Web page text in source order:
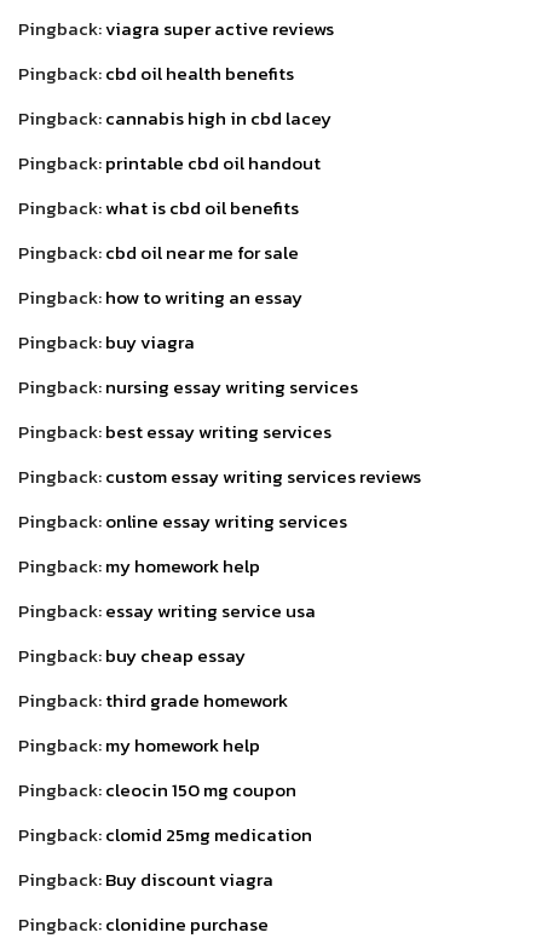
Pingback:viagra super active reviews
Pingback:cbd oil health benefits
Pingback:cannabis high in cbd lacey
Pingback:printable cbd oil handout
Pingback:what is cbd oil benefits
Pingback:cbd oil near me for sale
Pingback:how to writing an essay
Pingback:buy viagra
Pingback:nursing essay writing services
Pingback:best essay writing services
Pingback:custom essay writing services reviews
Pingback:online essay writing services
Pingback:my homework help
Pingback:essay writing service usa
Pingback:buy cheap essay
Pingback:third grade homework
Pingback:my homework help
Pingback:cleocin 150 mg coupon
Pingback:clomid 25mg medication
Pingback:Buy discount viagra
Pingback:clonidine purchase